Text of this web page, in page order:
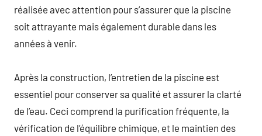
réalisée avec attention pour s’assurer que la piscine
soit attrayante mais également durable dans les
années à venir.
Après la construction, l’entretien de la piscine est
essentiel pour conserver sa qualité et assurer la clarté
de l’eau. Ceci comprend la purification fréquente, la
vérification de l’équilibre chimique, et le maintien des